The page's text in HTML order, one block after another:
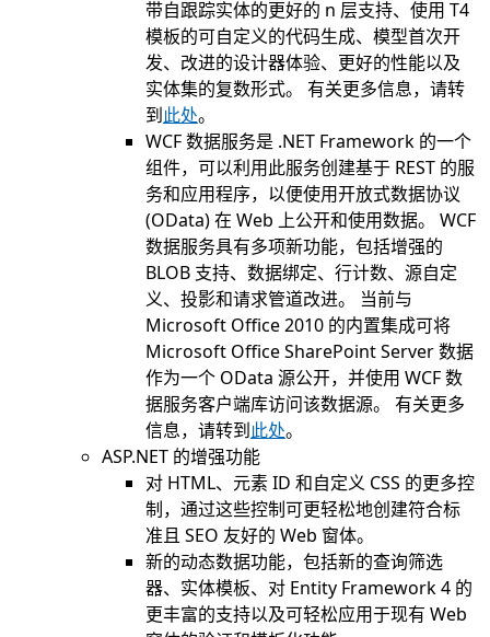
带自跟踪实体的更好的 n 层支持、使用 T4
模板的可自定义的代码生成、模型首次开
发、改进的设计器体验、更好的性能以及
实体集的复数形式。 有关更多信息，请转
到此处。
WCF 数据服务是 .NET Framework 的一个
组件，可以利用此服务创建基于 REST 的服
务和应用程序，以便使用开放式数据协议
(OData) 在 Web 上公开和使用数据。 WCF
数据服务具有多项新功能，包括增强的
BLOB 支持、数据绑定、行计数、源自定
义、投影和请求管道改进。 当前与
Microsoft Office 2010 的内置集成可将
Microsoft Office SharePoint Server 数据
作为一个 OData 源公开，并使用 WCF 数
据服务客户端库访问该数据源。 有关更多
信息，请转到此处。
ASP.NET 的增强功能
对 HTML、元素 ID 和自定义 CSS 的更多控
制，通过这些控制可更轻松地创建符合标
准且 SEO 友好的 Web 窗体。
新的动态数据功能，包括新的查询筛选
器、实体模板、对 Entity Framework 4 的
更丰富的支持以及可轻松应用于现有 Web